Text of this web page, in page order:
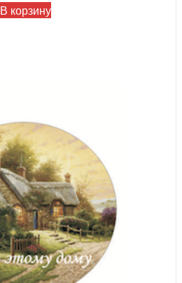
В корзину